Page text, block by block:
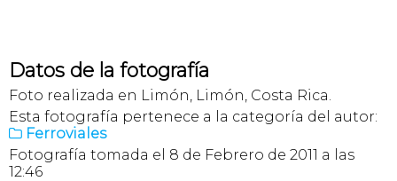
Datos de la fotografía
Foto realizada en Limón, Limón, Costa Rica.
Esta fotografía pertenece a la categoría del autor:
 Ferroviales
Fotografía tomada el 8 de Febrero de 2011 a las
12:46